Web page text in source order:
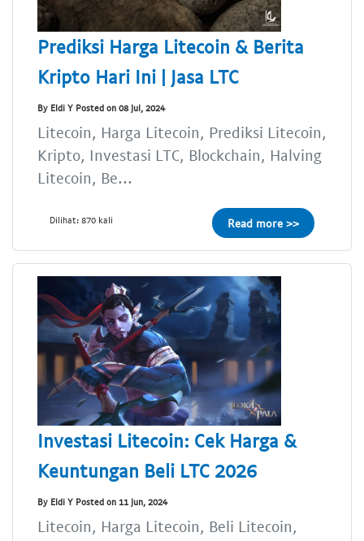
Prediksi Harga Litecoin & Berita
Kripto Hari Ini | Jasa LTC
By Eldi Y Posted on 08 Jul, 2024
Litecoin, Harga Litecoin, Prediksi Litecoin,
Kripto, Investasi LTC, Blockchain, Halving
Litecoin, Be...
Dilihat: 870 kali Read more >>
Investasi Litecoin: Cek Harga &
Keuntungan Beli LTC 2026
By Eldi Y Posted on 11 Jun, 2024
Litecoin, Harga Litecoin, Beli Litecoin,